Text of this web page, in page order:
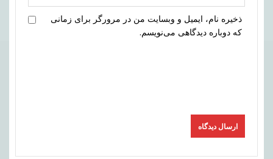
ذخیره نام، ایمیل و وبسایت من در مرورگر برای زمانی
که دوباره دیدگاهی می‌نویسم.